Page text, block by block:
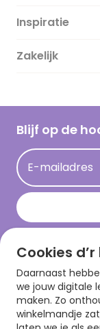
Over ons
Duurzaamheid
Hallmark
Acties
Persberichten
Hallmark en
Inspiratie
Magazine
Cadeau inspiratie
Kaartinspiratie
Zakelijk
Blijf op de
E-mailadres
Download
Cookies d’r
Daarnaast
we jouw digitale
maken. Zo
winkelmandje